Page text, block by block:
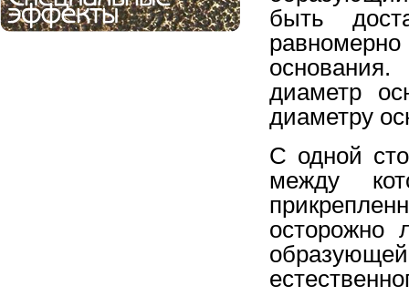
быть
диаметр
диаметру
С одной
между
осторожно